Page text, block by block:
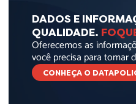
DADOS E
QUALIDADE.
Oferecemos as
você precisa para tomar
CONHEÇA O